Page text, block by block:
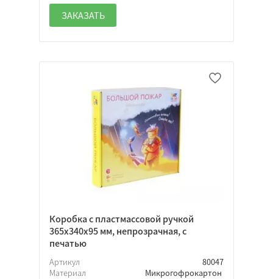
ЗАКАЗАТЬ
Коробка с пластмассовой ручкой
365х340х95 мм, непрозрачная, с
печатью
Артикул
80047
Материал
Микрогофрокартон